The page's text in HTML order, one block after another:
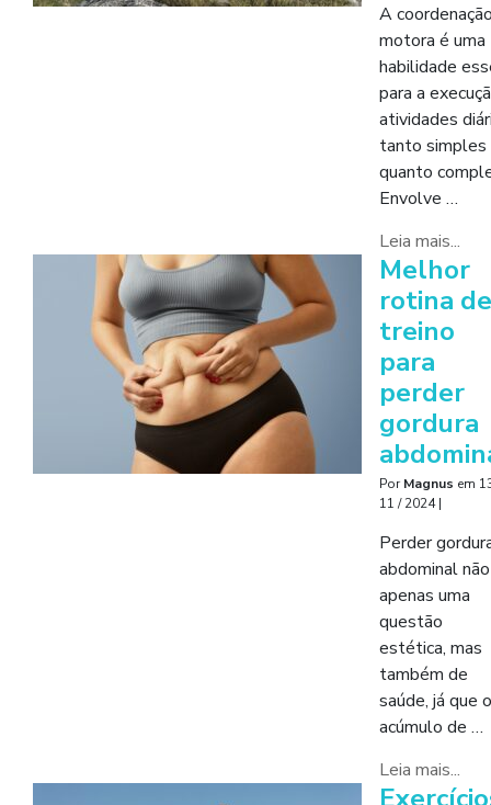
A
motora é uma
habilidade
para a
atividades
tanto simples
quanto
Envolve …
Leia mais...
Melhor
rotina de
treino
para
perder
gordura
PorMagnus em
11 / 2024|
Perder
abdominal
apenas uma
questão
estética, mas
também de
saúde, já que o
acúmulo de …
Leia mais...